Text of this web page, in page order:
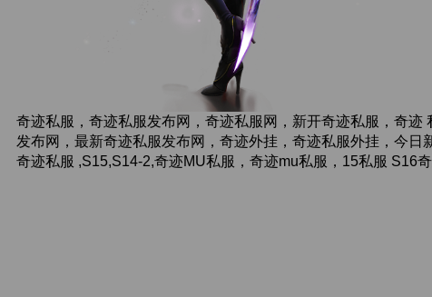
奇迹私服，奇迹私服发布网，奇迹私服网，新开奇迹私服，奇
发布网，最新奇迹私服发布网，奇迹外挂，奇迹私服外挂，今
奇迹私服 ,S15,S14-2,奇迹MU私服，奇迹mu私服，15私服 S16